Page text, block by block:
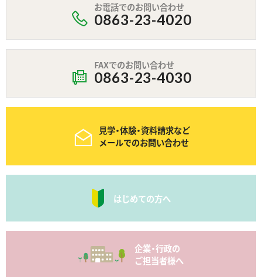
お電話でのお問い合わせ
0863-23-4020
FAXでのお問い合わせ
0863-23-4030
見学・体験・資料請求など
メールでのお問い合わせ
はじめての方へ
企業・行政の
ご担当者様へ